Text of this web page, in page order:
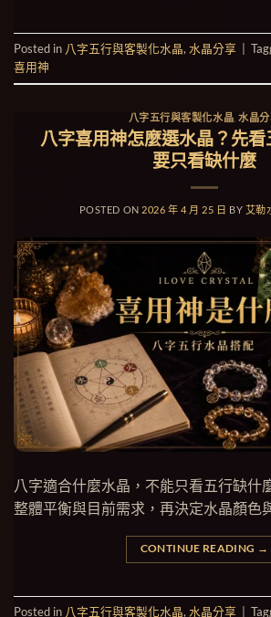
Posted in 八字五行與客製化水晶,水晶分享
喜用神
八字五行與客製化水晶 ,水晶
八字喜用神怎麼選水晶？先
要只看缺什麼
POSTED ON 2026 年 4 月 25 日 BY 艾勒
八字適合什麼水晶，不能只看五行缺什
整體平衡與目前需求，再決定水晶顏色
CONTINUE READING →
Posted in 八字五行與客製化水晶,水晶分享